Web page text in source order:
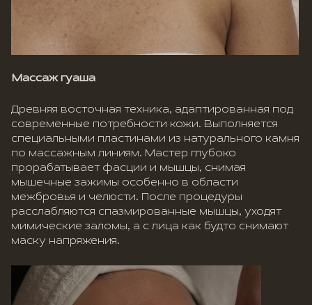
Массаж гуаша
Древняя восточная техника, адаптированная под
современные потребности кожи. Выполняется
специальными пластинами из натурального камня
по массажным линиям. Мастер глубоко
прорабатывает фасции и мышцы, снимая
мышечные зажимы особенно в области
межбровья и челюсти. После процедуры
расслабляются спазмированные мышцы, уходят
мимические заломы, а с лица как будто снимают
маску напряжения.